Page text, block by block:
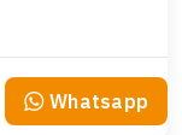
Whatsapp